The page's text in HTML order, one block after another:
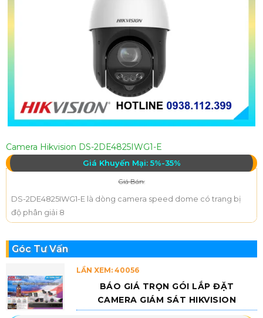
Camera Hikvision DS-2DE4825IWG1-E
Giá Khuyến Mại: 5%-35%
Giá Bán:
DS-2DE4825IWG1-E là dòng camera speed dome có trang bị
độ phân giải 8
Góc Tư Vấn
LẦN XEM: 40056
BÁO GIÁ TRỌN GÓI LẮP ĐẶT
CAMERA GIÁM SÁT HIKVISION